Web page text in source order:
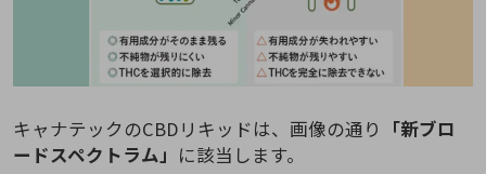
キャナテックのCBDリキッドは、画像の通り
「新ブロ
ードスペクトラム」 に該当します。